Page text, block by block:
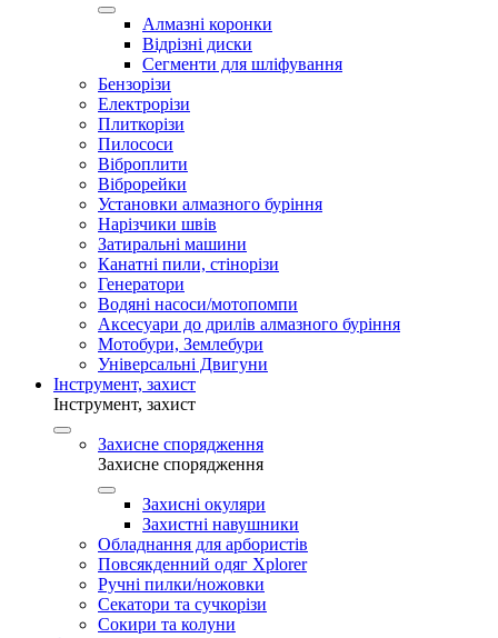
Алмазні коронки
Відрізні диски
Сегменти для шліфування
Бензорізи
Електрорізи
Плиткорізи
Пилососи
Віброплити
Віброрейки
Установки алмазного буріння
Нарізчики швів
Затиральні машини
Канатні пили, стінорізи
Генератори
Водяні насоси/мотопомпи
Аксесуари до дрилів алмазного буріння
Мотобури, Землебури
Універсальні Двигуни
Інструмент, захист
Інструмент, захист
Захисне спорядження
Захисне спорядження
Захисні окуляри
Захистні навушники
Обладнання для арбористів
Повсякденний одяг Xplorer
Ручні пилки/ножовки
Секатори та сучкорізи
Сокири та колуни